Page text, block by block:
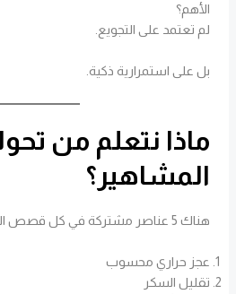
الأهم؟
لم تعتمد على التجويع.
بل على استمرارية ذكية.
ماذا نتعلم من
المشاهير؟
هناك 5 عناصر مشتركة في كل قصص النجاح:
عجز حراري محسوب
تقليل السكر